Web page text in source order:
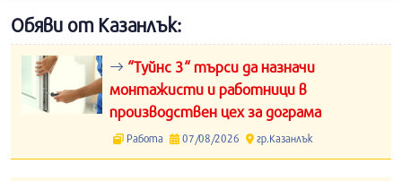
Обяви от Казанлък:
“Туйнс 3“ търси да назначи
монтажисти и работници в
производствен цех за дограма
Работа 07/08/2026 гр.Казанлък